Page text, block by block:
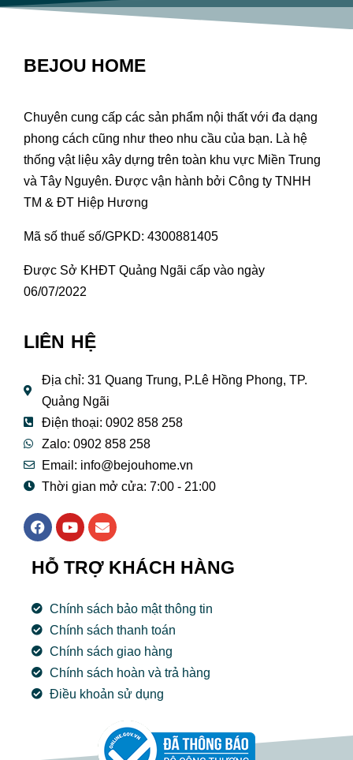
BEJOU HOME
Chuyên cung cấp các sản phẩm nội thất với đa dạng
phong cách cũng như theo nhu cầu của bạn. Là hệ
thống vật liệu xây dựng trên toàn khu vực Miền Trung
và Tây Nguyên. Được vận hành bởi Công ty TNHH
TM & ĐT Hiệp Hương
Mã số thuế số/GPKD: 4300881405
Được Sở KHĐT Quảng Ngãi cấp vào ngày
06/07/2022
LIÊN HỆ
Địa chỉ: 31 Quang Trung, P.Lê Hồng Phong, TP.
Quảng Ngãi
Điện thoại: 0902 858 258
Zalo: 0902 858 258
Email: info@bejouhome.vn
Thời gian mở cửa: 7:00 - 21:00
F
a
e
b
o
k
Y
o
t
u
e
E
n
e
l
p
e
HỖ TRỢ KHÁCH HÀNG
Chính sách bảo mật thông tin
Chính sách thanh toán
Chính sách giao hàng
Chính sách hoàn và trả hàng
Điều khoản sử dụng